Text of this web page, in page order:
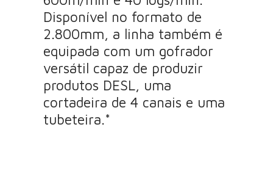
Disponível no formato de
2.800mm, a linha também é
equipada com um gofrador
versátil capaz de produzir
produtos DESL, uma
cortadeira de 4 canais e uma
tubeteira.*